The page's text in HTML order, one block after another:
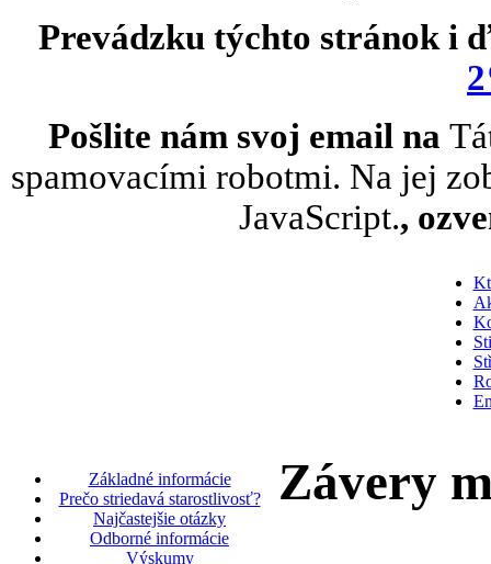
Prevádzku týchto stránok i
Pošlite nám svoj email na
spamovacími robotmi. Na jej
JavaScript.,
Základné informácie
Prečo striedavá starostlivosť?
Najčastejšie otázky
Odborné informácie
Výskumy
Závery